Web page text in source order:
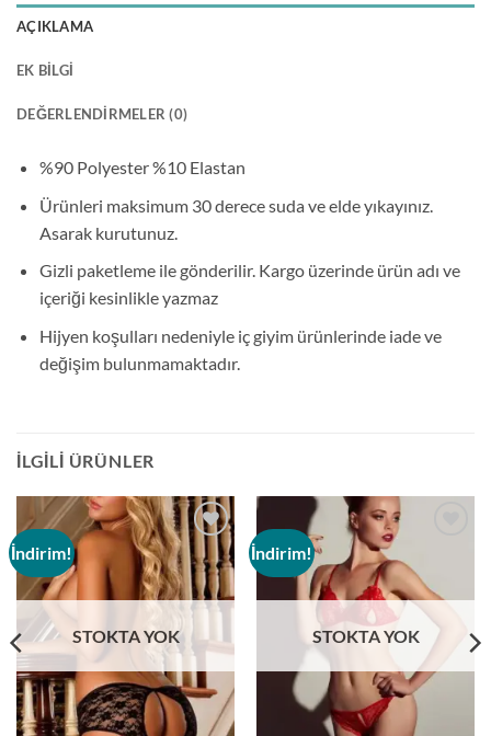
AÇIKLAMA
EK BILGI
DEĞERLENDIRMELER (0)
%90 Polyester %10 Elastan
Ürünleri maksimum 30 derece suda ve elde yıkayınız.
Asarak kurutunuz.
Gizli paketleme ile gönderilir. Kargo üzerinde ürün adı ve
içeriği kesinlikle yazmaz
Hijyen koşulları nedeniyle iç giyim ürünlerinde iade ve
değişim bulunmamaktadır.
İLGILI ÜRÜNLER
İndirim!
Add to
wishlist
STOKTA YOK
İndirim!
STOKTA YOK